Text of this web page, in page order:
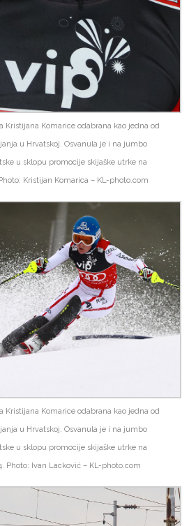
Kristijana Komarice odabrana kao jedna od
u Hrvatskoj. Osvanula je i na jumbo
u sklopu promocije skijaške utrke na
Kristijan Komarica – KL-photo.com
Kristijana Komarice odabrana kao jedna od
u Hrvatskoj. Osvanula je i na jumbo
u sklopu promocije skijaške utrke na
Photo: Ivan Lacković – KL-photo.com